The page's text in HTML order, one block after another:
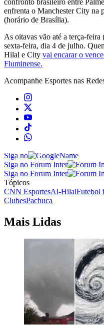
confronto brasileiro entre
enfrenta o Manchester City na
(horário de Brasília).
As oitavas vão até a terça-feira
sexta-feira, dia 4 de julho.
Hilal e City vai encarar o
Fluminense.
Acompanhe Esportes nas
Siga no
Siga no Forum Inter
Siga no Forum Inter
Tópicos
CNN EsportesAl-HilalFutebol
ClubesPachuca
Mais Lidas